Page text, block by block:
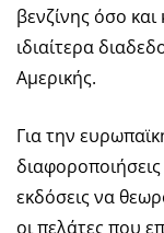
βενζίνης όσο
ιδιαίτερα
Αμερικής.
Για την
εκδόσεις να
οι πελάτες που